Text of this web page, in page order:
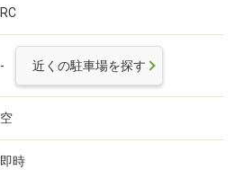
RC
- 近くの駐車場を探す
空
即時